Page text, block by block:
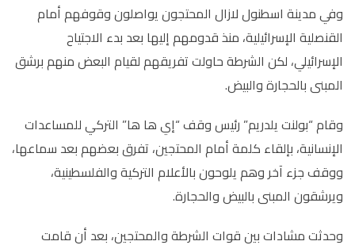
وفي مدينة اسطنول لازال المحتجون يواصلون وقوفهم أمام
القنصلية الإسرائيلية، منذ قدومهم إليها بعد بدء الاجتياح
الإسرائيلي، لكن الشرطة حاولت تفريقهم لقيام البعض منهم برشق
المبنى بالحجارة والبيض.
وقام “بولنت يلدريم” رئيس وقف “إي ها ها” التركي للمساعدات
الإنسانية، بإلقاء كلمة أمام المحتجين، تفرق بعضهم بعد سماعها،
ووقف جزء آخر وهم يلوحون بالأعلام التركية والفلسطينية،
ويرشقون المبنى بالبيض والحجارة.
وحدثت مشادات بين قوات الشرطة والمحتجين، بعد أن قامت